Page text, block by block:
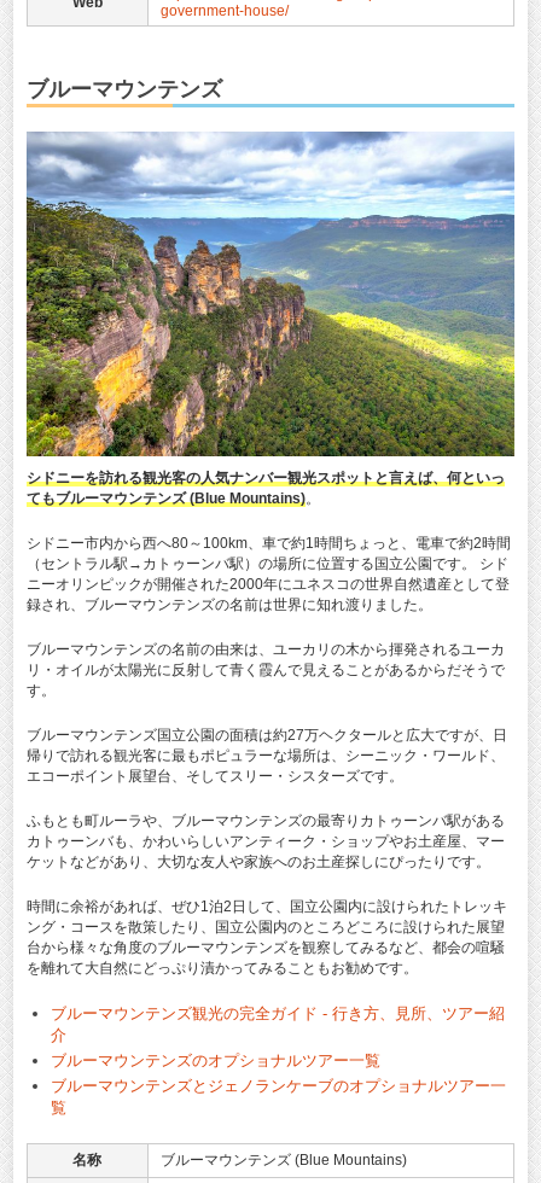
government-house/
ブルーマウンテンズ
シドニーを訪れる観光客の人気ナンバー観光スポットと言えば、何といっ
てもブルーマウンテンズ (Blue Mountains)。
シドニー市内から西へ80～100km、車で約1時間ちょっと、電車で約2時間
（セントラル駅→カトゥーンバ駅）の場所に位置する国立公園です。 シド
ニーオリンピックが開催された2000年にユネスコの世界自然遺産として登
録され、ブルーマウンテンズの名前は世界に知れ渡りました。
ブルーマウンテンズの名前の由来は、ユーカリの木から揮発されるユーカ
リ・オイルが太陽光に反射して青く霞んで見えることがあるからだそうで
す。
ブルーマウンテンズ国立公園の面積は約27万ヘクタールと広大ですが、日
帰りで訪れる観光客に最もポピュラーな場所は、シーニック・ワールド、
エコーポイント展望台、そしてスリー・シスターズです。
ふもとも町ルーラや、ブルーマウンテンズの最寄りカトゥーンバ駅がある
カトゥーンバも、かわいらしいアンティーク・ショップやお土産屋、マー
ケットなどがあり、大切な友人や家族へのお土産探しにぴったりです。
時間に余裕があれば、ぜひ1泊2日して、国立公園内に設けられたトレッキ
ング・コースを散策したり、国立公園内のところどころに設けられた展望
台から様々な角度のブルーマウンテンズを観察してみるなど、都会の喧騒
を離れて大自然にどっぷり漬かってみることもお勧めです。
ブルーマウンテンズ観光の完全ガイド - 行き方、見所、ツアー紹
介
ブルーマウンテンズのオプショナルツアー一覧
ブルーマウンテンズとジェノランケーブのオプショナルツアー一
覧
名称
ブルーマウンテンズ (Blue Mountains)